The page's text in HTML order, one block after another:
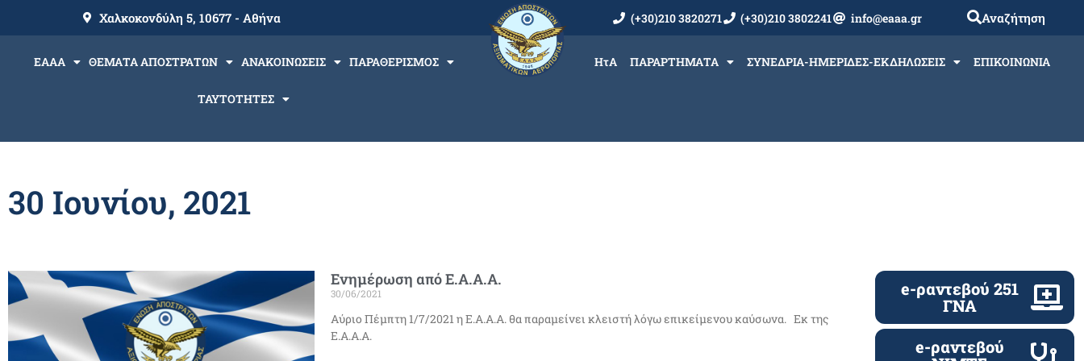
Χαλκοκονδύλη 5, 10677 - Αθήνα (+30)210 3820271 (+30)210 3802241 info@eaaa.gr Αναζήτηση
ΕΑΑΑ ΘΕΜΑΤΑ ΑΠΟΣΤΡΑΤΩΝ ΑΝΑΚΟΙΝΩΣΕΙΣ ΠΑΡΑΘΕΡΙΣΜΟΣ
ΤΑΥΤΟΤΗΤΕΣ
ΗτΑ ΠΑΡΑΡΤΗΜΑΤΑ ΣΥΝΕΔΡΙΑ-ΗΜΕΡΙΔΕΣ-ΕΚΔΗΛΩΣΕΙΣ ΕΠΙΚΟΙΝΩΝΙΑ
30 Ιουνίου, 2021
Ενημέρωση από Ε.Α.Α.Α.
30/06/2021
Αύριο Πέμπτη 1/7/2021 η Ε.Α.Α.Α. θα παραμείνει κλειστή λόγω επικείμενου καύσωνα. Εκ της
Ε.Α.Α.Α.
e-ραντεβού 251
ΓΝΑ
e-ραντεβού